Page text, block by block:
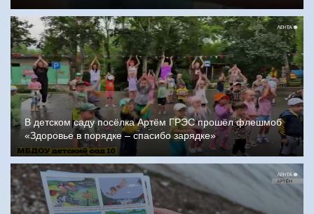
В детском саду посёлка Артём ГРЭС прошёл флешмоб
«Здоровье в порядке – спасибо зарядке»